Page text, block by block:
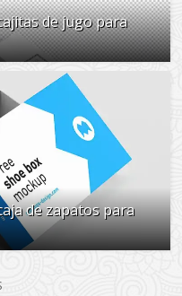
de jugo para
de zapatos para